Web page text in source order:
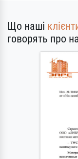
Що наші
говорять про